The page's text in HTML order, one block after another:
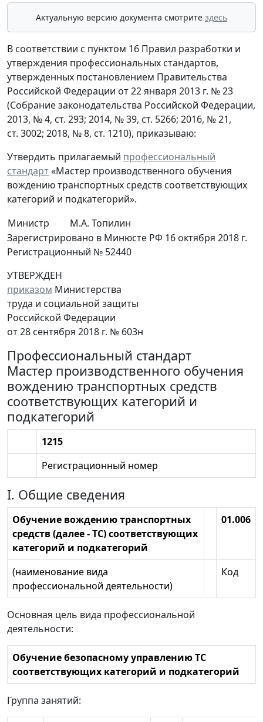
Актуальную версию документа смотрите здесь
В соответствии с пунктом 16 Правил разработки и
утверждения профессиональных стандартов,
утвержденных постановлением Правительства
Российской Федерации от 22 января 2013 г. № 23
(Собрание законодательства Российской Федерации,
2013, № 4, ст. 293; 2014, № 39, ст. 5266; 2016, № 21,
ст. 3002; 2018, № 8, ст. 1210), приказываю:
Утвердить прилагаемый профессиональный
стандарт«Мастер производственного обучения
вождению транспортных средств соответствующих
категорий и подкатегорий».
Министр
М.А. Топилин
Зарегистрировано в Минюсте РФ 16 октября 2018 г.
Регистрационный № 52440
УТВЕРЖДЕН
приказом Министерства
труда и социальной защиты
Российской Федерации
от 28 сентября 2018 г. № 603н
Профессиональный стандарт
Мастер производственного обучения
вождению транспортных средств
соответствующих категорий и
подкатегорий
1215
Регистрационный номер
I. Общие сведения
Обучение вождению транспортных
средств (далее - ТС) соответствующих
категорий и подкатегорий
01.006
(наименование вида
профессиональной деятельности)
Код
Основная цель вида профессиональной
деятельности:
Обучение безопасному управлению ТС
соответствующих категорий и подкатегорий
Группа занятий: